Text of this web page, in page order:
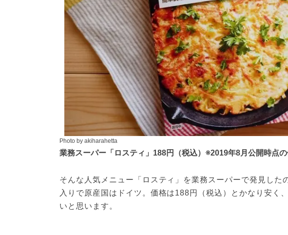
Photo by akiharahetta
業務スーパー「ロスティ」188円（税込）※2019年8月公開時点
そんな人気メニュー「ロスティ」を業務スーパーで発見した
入りで原産国はドイツ。価格は188円（税込）とかなり安く
いと思います。